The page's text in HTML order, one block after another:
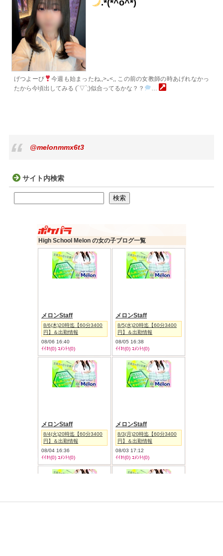
.*(*^o^*)
げつよーび
今週も始まったね,,>᎑<,, この前の女教師の時あげれなかっ
たから今頃出してみる (´▽`;)似合ってるかな？？
…
@melonmmx6t3
サイト内検索
検索